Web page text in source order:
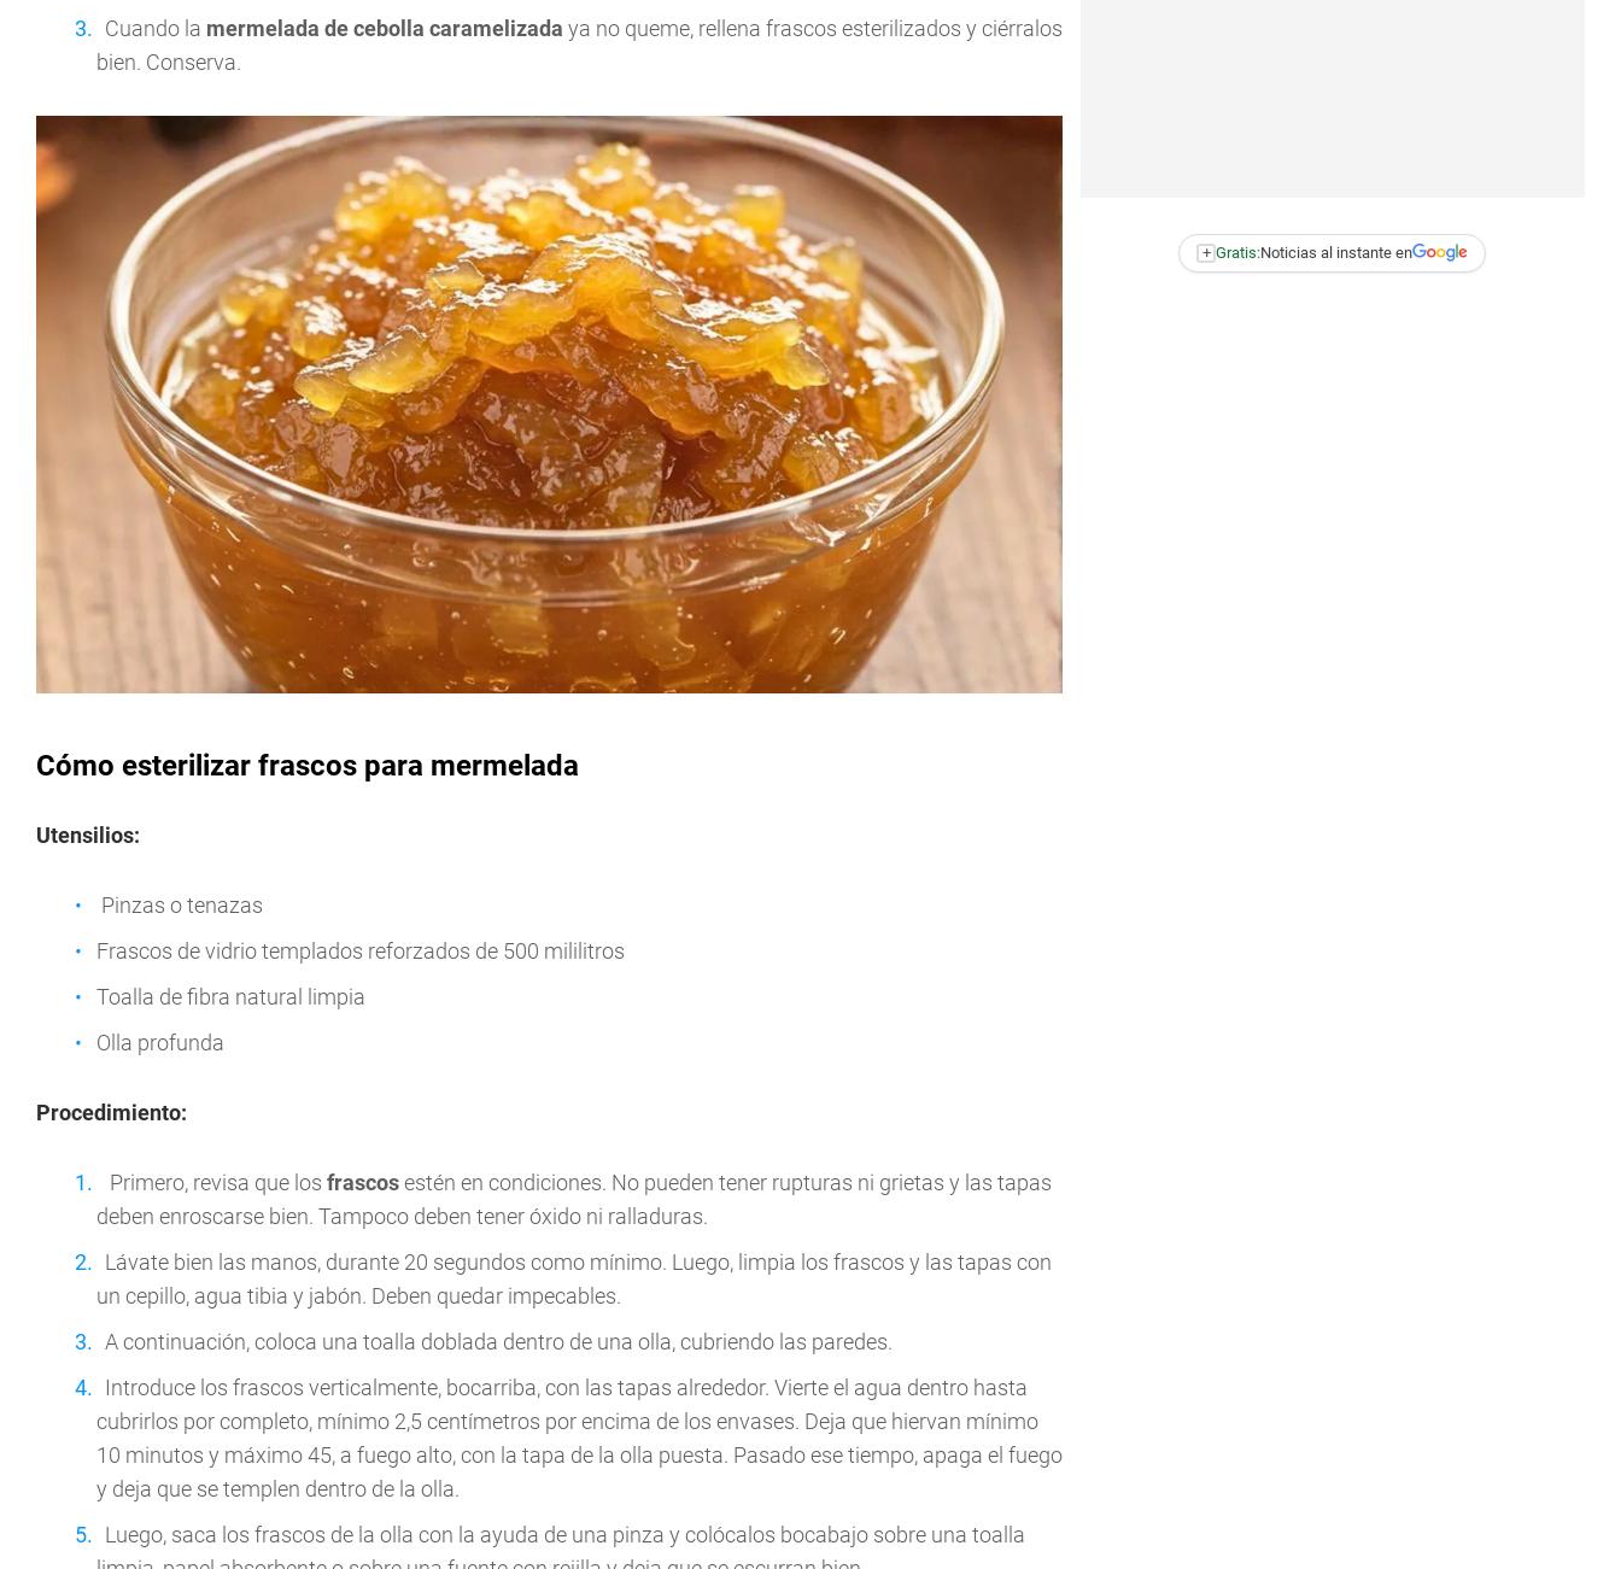
Cuando la mermelada de cebolla caramelizada ya no queme, rellena frascos esterilizados y ciérralos
bien. Conserva.
Cómo esterilizar frascos para mermelada
Utensilios:
Pinzas o tenazas
Frascos de vidrio templados reforzados de 500 mililitros
Toalla de fibra natural limpia
Olla profunda
Procedimiento:
Primero, revisa que los frascosestén en condiciones. No pueden tener rupturas ni grietas y las tapas
deben enroscarse bien. Tampoco deben tener óxido ni ralladuras.
Lávate bien las manos, durante 20 segundos como mínimo. Luego, limpia los frascos y las tapas con
un cepillo, agua tibia y jabón. Deben quedar impecables.
A continuación, coloca una toalla doblada dentro de una olla, cubriendo las paredes.
Introduce los frascos verticalmente, bocarriba, con las tapas alrededor. Vierte el agua dentro hasta
cubrirlos por completo, mínimo 2,5 centímetros por encima de los envases. Deja que hiervan mínimo
10 minutos y máximo 45, a fuego alto, con la tapa de la olla puesta. Pasado ese tiempo, apaga el fuego
y deja que se templen dentro de la olla.
Luego, saca los frascos de la olla con la ayuda de una pinza y colócalos bocabajo sobre una toalla
+ Gratis:Noticias al instante en